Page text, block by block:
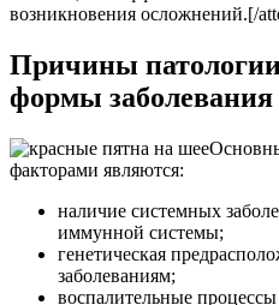
возникновения осложнений.[/
Причины
формы заболевания
факторами являются:
наличие системных
иммунной системы;
генетическая
заболеваниям;
воспалительные